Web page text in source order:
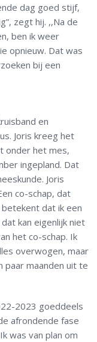
dag goed stijf,
zegt hij. ,,Na de
ben ik weer
opnieuw. Dat was
bij een
en
Joris kreeg het
onder het mes,
ingepland. Dat
Joris
co-schap, dat
dat ik een
kan eigenlijk niet
het co-schap. Ik
overwogen, maar
paar maanden uit te
2023 goeddeels
afrondende fase
was van plan om